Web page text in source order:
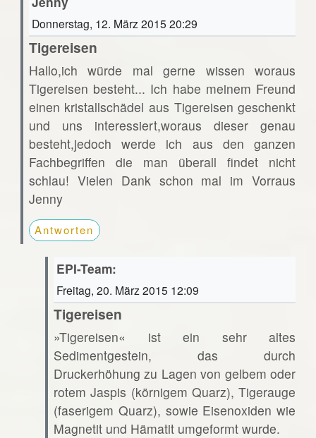
Donnerstag, 12. März 2015 20:29
Tigereisen
Hallo,ich würde mal gerne wissen woraus
Tigereisen besteht... Ich habe meinem Freund
einen kristallschädel aus Tigereisen geschenkt
und uns interessiert,woraus dieser genau
besteht,jedoch werde ich aus den ganzen
Fachbegriffen die man überall findet nicht
schlau! Vielen Dank schon mal im Vorraus
Jenny
Antworten
EPI-Team:
Freitag, 20. März 2015 12:09
Tigereisen
»Tigereisen« ist ein sehr altes
Sedimentgestein, das durch
Druckerhöhung zu Lagen von gelbem oder
rotem Jaspis (körnigem Quarz), Tigerauge
(faserigem Quarz), sowie Eisenoxiden wie
Magnetit und Hämatit umgeformt wurde.